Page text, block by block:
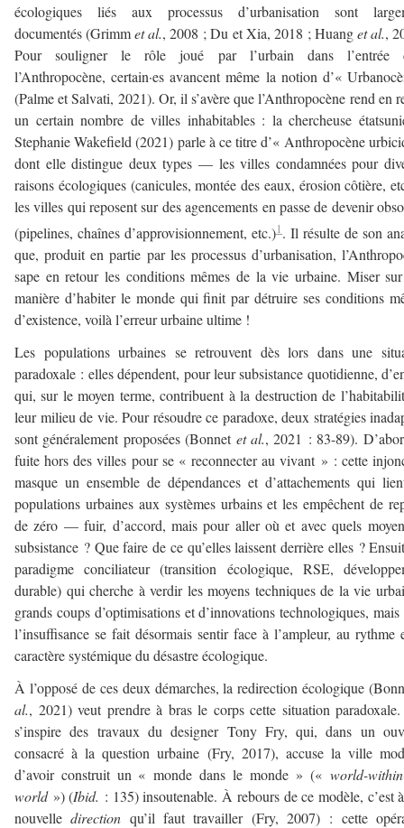
écologiques liés aux processus d’urbanisation sont
documentés (Grimmet al., 2008 ; Du et Xia, 2018 ; Huanget al.,
Pour souligner le rôle joué par l’urbain dans l’entrée
l’Anthropocène, certain·es avancent même la notion d’«
(Palme et Salvati, 2021). Or, il s’avère que l’Anthropocène rend en
un certain nombre de villes inhabitables : la chercheuse
Stephanie Wakefield (2021) parle à ce titre d’« Anthropocène
dont elle distingue deux types — les villes condamnées pour
raisons écologiques (canicules, montée des eaux, érosion côtière,
les villes qui reposent sur des agencements en passe de devenir
(pipelines, chaînes d’approvisionnement, etc.)1 . Il résulte de son
que, produit en partie par les processus d’urbanisation,
sape en retour les conditions mêmes de la vie urbaine. Miser
manière d’habiter le monde qui finit par détruire ses conditions
d’existence, voilà l’erreur urbaine ultime !
Les populations urbaines se retrouvent dès lors dans une
paradoxale : elles dépendent, pour leur subsistance quotidienne,
qui, sur le moyen terme, contribuent à la destruction de
leur milieu de vie. Pour résoudre ce paradoxe, deux stratégies
sont généralement proposées (Bonnet et al., 2021 : 83-89).
fuite hors des villes pour se « reconnecter au vivant » : cette
masque un ensemble de dépendances et d’attachements qui
populations urbaines aux systèmes urbains et les empêchent de
de zéro — fuir, d’accord, mais pour aller où et avec quels
subsistance ? Que faire de ce qu’elles laissent derrière elles ?
paradigme conciliateur (transition écologique, RSE,
durable) qui cherche à verdir les moyens techniques de la vie
grands coups d’optimisations et d’innovations technologiques,
l’insuffisance se fait désormais sentir face à l’ampleur, au rythme
caractère systémique du désastre écologique.
À l’opposé de ces deux démarches, la redirection écologique
al., 2021) veut prendre à bras le corps cette situation
s’inspire des travaux du designer Tony Fry, qui, dans un
consacré à la question urbaine (Fry, 2017), accuse la ville
d’avoir construit un « monde dans le monde » (« world-
world») (Ibid. : 135) insoutenable. À rebours de ce modèle, c’est
nouvelledirection qu’il faut travailler (Fry, 2007) : cette